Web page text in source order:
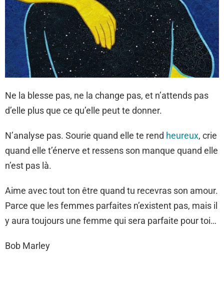
Ne la blesse pas, ne la change pas, et n’attends pas
d’elle plus que ce qu’elle peut te donner.
N’analyse pas. Sourie quand elle te rend heureux, crie
quand elle t’énerve et ressens son manque quand elle
n’est pas là.
Aime avec tout ton être quand tu recevras son amour.
Parce que les femmes parfaites n’existent pas, mais il
y aura toujours une femme qui sera parfaite pour toi…
Bob Marley